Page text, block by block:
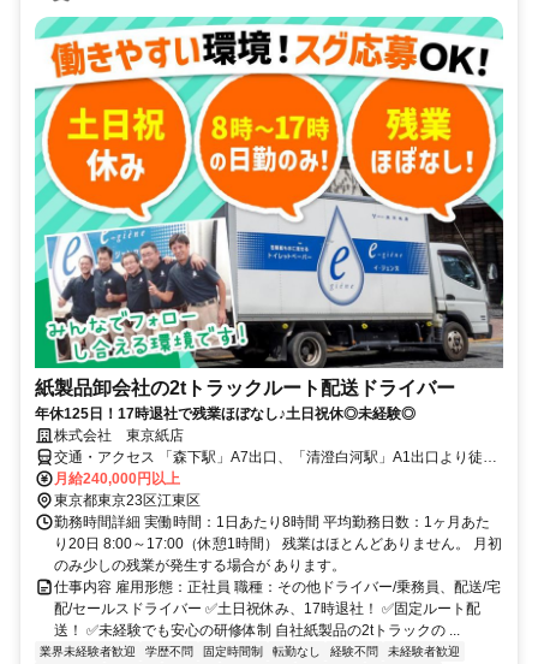
紙製品卸会社の2tトラックルート配送ドライバー
年休125日！17時退社で残業ほぼなし♪土日祝休◎未経験◎
株式会社 東京紙店
交通・アクセス 「森下駅」A7出口、「清澄白河駅」A1出口より徒歩
5分
月給240,000円以上
東京都東京23区江東区
勤務時間詳細 実働時間：1日あたり8時間 平均勤務日数：1ヶ月あた
り20日 8:00～17:00（休憩1時間） 残業はほとんどありません。 月初
のみ少しの残業が発生する場合が あります。
仕事内容 雇用形態：正社員 職種：その他ドライバー/乗務員、配送/宅
配/セールスドライバー ✅土日祝休み、17時退社！ ✅固定ルート配
送！ ✅未経験でも安心の研修体制 ⾃社紙製品の2tトラックの ...
業界未経験者歓迎 学歴不問 固定時間制 転勤なし 経験不問
未経験者歓迎